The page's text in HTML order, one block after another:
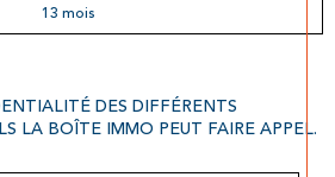
13 mois
DES DIFFÉRENTS
LA BOÎTE IMMO PEUT FAIRE APPEL.